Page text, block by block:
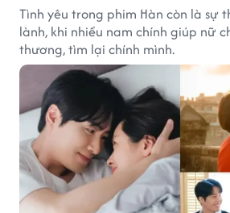
Tình yêu trong phim Hàn còn là sự
lành, khi nhiều nam chính giúp nữ
thương, tìm lại chính mình.